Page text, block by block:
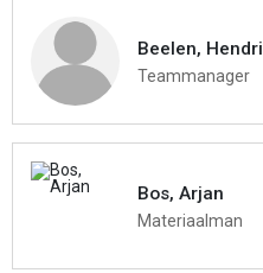
Beelen, Hendri
Teammanager
Bos, Arjan
Materiaalman